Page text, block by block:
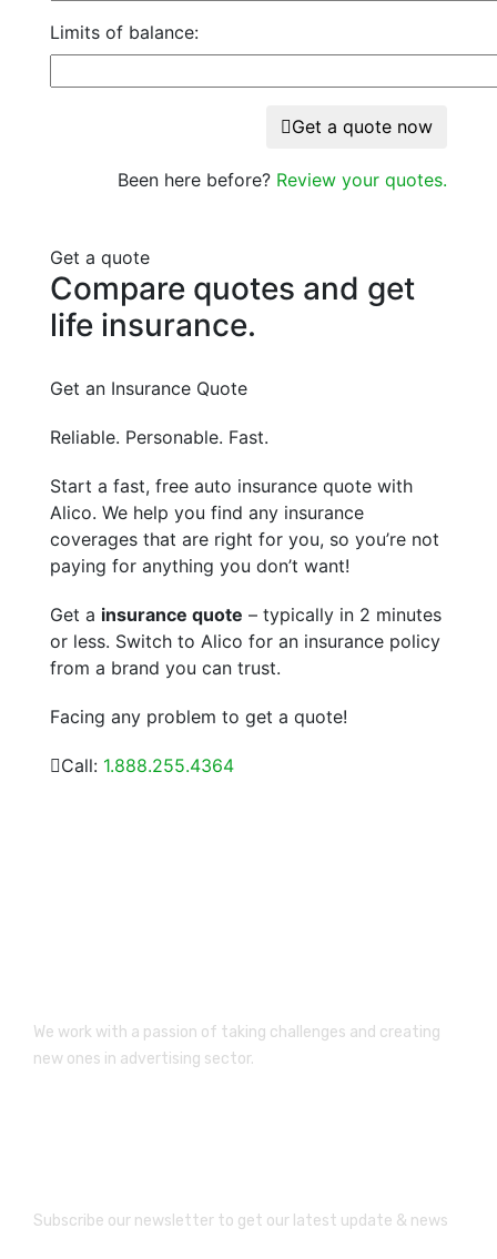
Limits of balance:
Get a quote now
Been here before? Review your quotes.
Get a quote
Compare quotes and get
life insurance.
Get an Insurance Quote
Reliable. Personable. Fast.
Start a fast, free auto insurance quote with
Alico. We help you find any insurance
coverages that are right for you, so you’re not
paying for anything you don’t want!
Get a insurance quote – typically in 2 minutes
or less. Switch to Alico for an insurance policy
from a brand you can trust.
Facing any problem to get a quote!
Call: 1.888.255.4364
We work with a passion of taking challenges and creating
new ones in advertising sector.
Subscribe our newsletter to get our latest update & news